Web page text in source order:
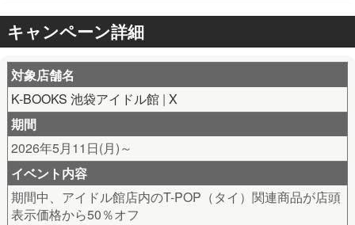
キャンペーン詳細
対象店舗名
K-BOOKS 池袋アイドル館 |X
期間
2026年5月11日(月)～
イベント内容
期間中、アイドル館店内のT-POP（タイ）関連商品が店頭
表示価格から50％オフ